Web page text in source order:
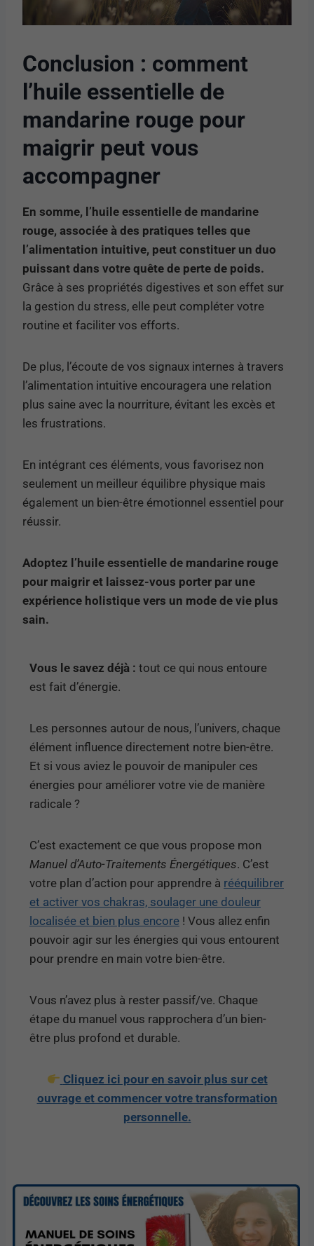
Conclusion : comment
l’huile essentielle de
mandarine rouge pour
maigrir peut vous
accompagner
En somme, l’huile essentielle de mandarine
rouge, associée à des pratiques telles que
l’alimentation intuitive, peut constituer un duo
puissant dans votre quête de perte de poids.
Grâce à ses propriétés digestives et son effet sur
la gestion du stress, elle peut compléter votre
routine et faciliter vos efforts.
De plus, l’écoute de vos signaux internes à travers
l’alimentation intuitive encouragera une relation
plus saine avec la nourriture, évitant les excès et
les frustrations.
En intégrant ces éléments, vous favorisez non
seulement un meilleur équilibre physique mais
également un bien-être émotionnel essentiel pour
réussir.
Adoptez l’huile essentielle de mandarine rouge
pour maigrir et laissez-vous porter par une
expérience holistique vers un mode de vie plus
sain.
Vous le savez déjà : tout ce qui nous entoure
est fait d’énergie.
Les personnes autour de nous, l’univers, chaque
élément influence directement notre bien-être.
Et si vous aviez le pouvoir de manipuler ces
énergies pour améliorer votre vie de manière
radicale ?
C’est exactement ce que vous propose mon
Manuel d’Auto-Traitements Énergétiques. C’est
votre plan d’action pour apprendre à rééquilibrer
et activer vos chakras, soulager une douleur
localisée et bien plus encore ! Vous allez enfin
pouvoir agir sur les énergies qui vous entourent
pour prendre en main votre bien-être.
Vous n’avez plus à rester passif/ve. Chaque
étape du manuel vous rapprochera d’un bien-
être plus profond et durable.
Cliquez ici pour en savoir plus sur cet
ouvrage et commencer votre transformation
personnelle.